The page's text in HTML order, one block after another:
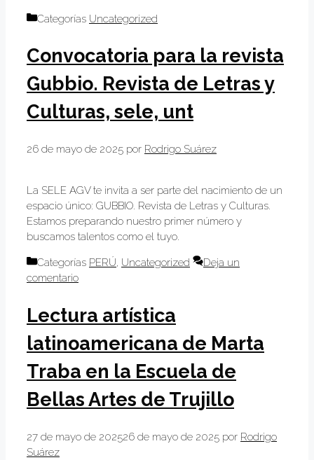
Categorías Uncategorized
Convocatoria para la revista
Gubbio. Revista de Letras y
Culturas, sele, unt
26 de mayo de 2025 por Rodrigo Suárez
La SELE AGV te invita a ser parte del nacimiento de un
espacio único: GUBBIO. Revista de Letras y Culturas.
Estamos preparando nuestro primer número y
buscamos talentos como el tuyo.
Categorías PERÚ, Uncategorized
Deja un
comentario
Lectura artística
latinoamericana de Marta
Traba en la Escuela de
Bellas Artes de Trujillo
27 de mayo de 202526 de mayo de 2025 por Rodrigo
Suárez